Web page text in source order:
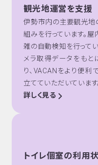
観光地運営を支援
伊勢市内の主要観光地
組みを行っています。
雑の自動検知を行って
メラ取得データをも
り、VACANをより便
立てていただいています
詳しく見る
トイレ個室の利用